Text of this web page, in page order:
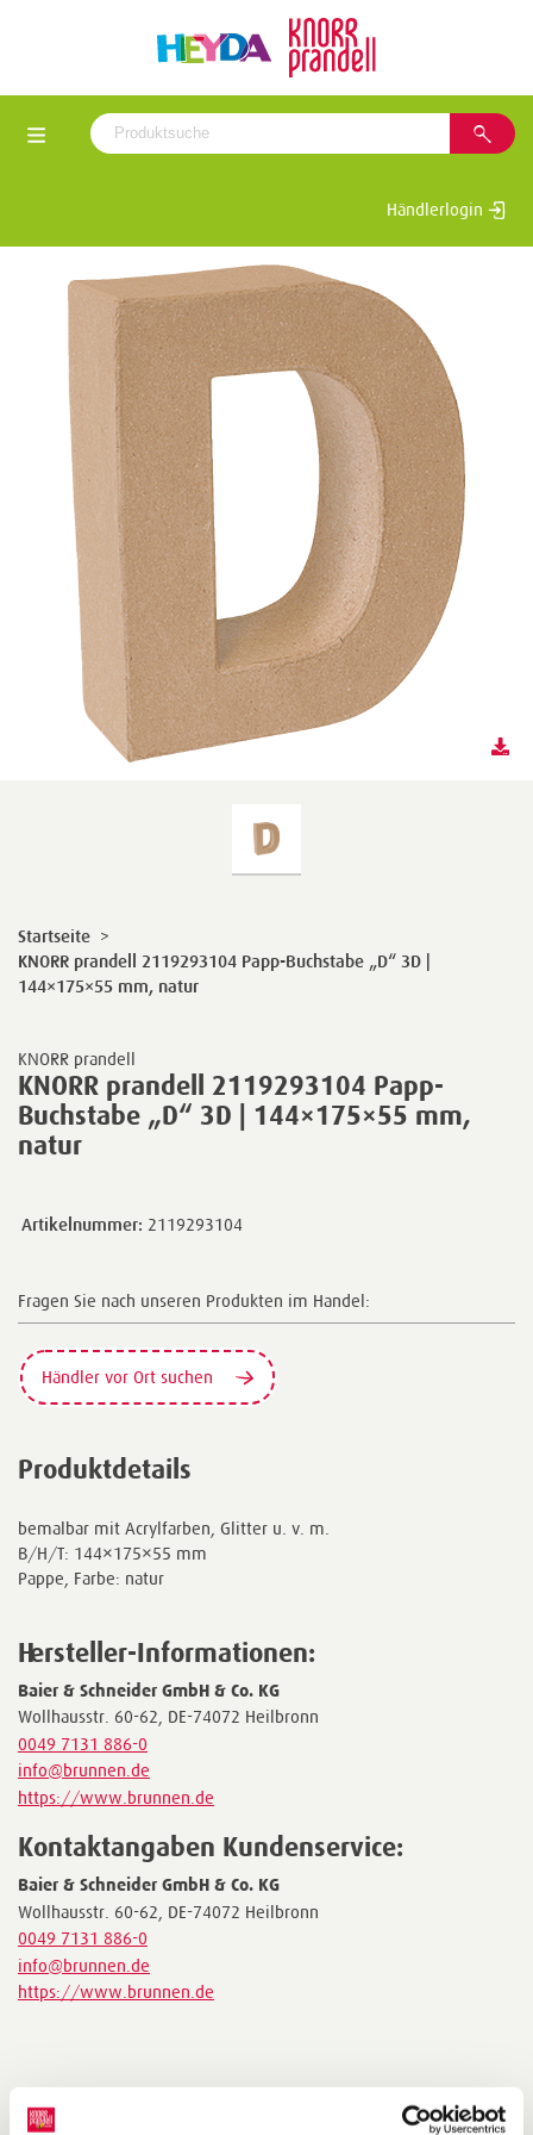
Händlerlogin
KNORR prandell
KNORR prandell 2119293104 Papp-
Buchstabe „D“ 3D | 144×175×55 mm,
natur
Startseite >
KNORR prandell 2119293104 Papp-Buchstabe „D“ 3D |
144×175×55 mm, natur
Artikelnummer: 2119293104
Fragen Sie nach unseren Produkten im Handel:
Händler vor Ort suchen
Produktdetails
bemalbar mit Acrylfarben, Glitter u. v. m.
B/H/T: 144×175×55 mm
Pappe, Farbe: natur
Hersteller-Informationen:
Baier & Schneider GmbH & Co. KG
Wollhausstr. 60-62, DE-74072 Heilbronn
0049 7131 886-0
info@brunnen.de
https://www.brunnen.de
Kontaktangaben Kundenservice:
Baier & Schneider GmbH & Co. KG
Wollhausstr. 60-62, DE-74072 Heilbronn
0049 7131 886-0
info@brunnen.de
https://www.brunnen.de